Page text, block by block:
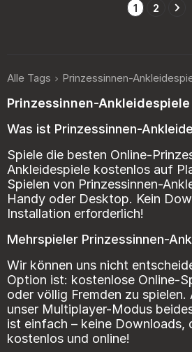
1 2
Alle Tags Prinzessinnen-
Prinzessinnen-Ankleidespiele
Was ist Prinzessinnen-
Spiele die besten Online-
Ankleidespiele kostenlos auf
Spielen von Prinzessinnen-
Handy oder Desktop. Kein
Installation erforderlich!
Mehrspieler Prinzessinnen-
Wir können uns nicht
Option ist: kostenlose Online-
oder völlig Fremden zu
unser Multiplayer-Modus
ist einfach – keine Downloads,
kostenlos und online!